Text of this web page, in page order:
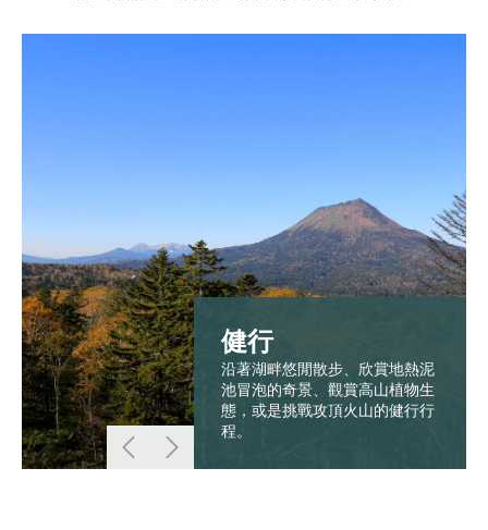
健行
沿著湖畔悠閒散步、欣賞地熱泥
池冒泡的奇景、觀賞高山植物生
態，或是挑戰攻頂火山的健行行
程。